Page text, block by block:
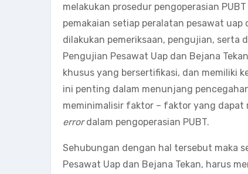
melakukan prosedur pengoperasian
pemakaian setiap peralatan pesawat
dilakukan pemeriksaan, pengujian, serta
Pengujian Pesawat Uap dan Bejana
khusus yang bersertifikasi, dan memiliki
ini penting dalam menunjang
meminimalisir faktor – faktor yang dapat
errordalam pengoperasian PUBT.
Sehubungan dengan hal tersebut maka
Pesawat Uap dan Bejana Tekan, harus